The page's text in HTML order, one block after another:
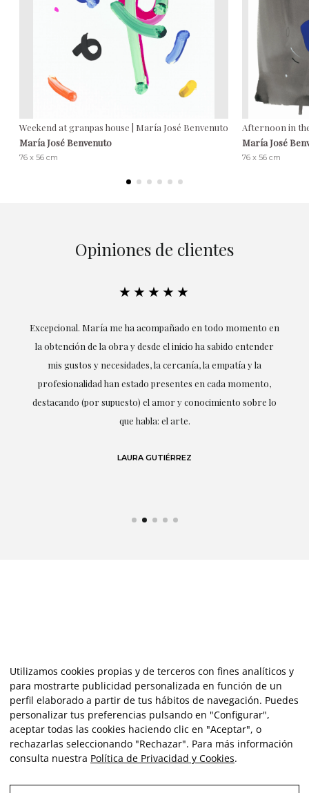
Weekend at granpas house | María José Benvenuto
María José Benvenuto
76 x 56 cm
Afternoon in
María José
76 x 56 cm
Opiniones de clientes
★★★★★
Excepcional. María me ha acompañado en todo momento en
la obtención de la obra y desde el inicio ha sabido entender
mis gustos y necesidades, la cercanía, la empatía y la
profesionalidad han estado presentes en cada momento,
destacando (por supuesto) el amor y conocimiento sobre lo
que habla: el arte.
LAURA GUTIÉRREZ
Utilizamos cookies propias y de terceros con fines analíticos y
para mostrarte publicidad personalizada en función de un
perfil elaborado a partir de tus hábitos de navegación. Puedes
personalizar tus preferencias pulsando en "Configurar",
aceptar todas las cookies haciendo clic en "Aceptar", o
rechazarlas seleccionando "Rechazar". Para más información
consulta nuestra Política de Privacidad y Cookies.